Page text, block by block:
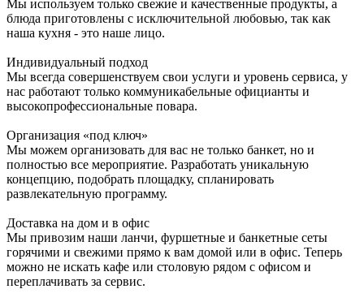
Мы используем только свежие и качественные продукты, а
блюда приготовлены с исключительной любовью, так как
наша кухня - это наше лицо.
Индивидуальный подход
Мы всегда совершенствуем свои услуги и уровень сервиса, у
нас работают только коммуникабельные официанты и
высокопрофессиональные повара.
Организация «под ключ»
Мы можем организовать для вас не только банкет, но и
полностью все мероприятие. Разработать уникальную
концепцию, подобрать площадку, спланировать
развлекательную программу.
Доставка на дом и в офис
Мы привозим наши ланчи, фуршетные и банкетные сеты
горячими и свежими прямо к вам домой или в офис. Теперь
можно не искать кафе или столовую рядом с офисом и
переплачивать за сервис.